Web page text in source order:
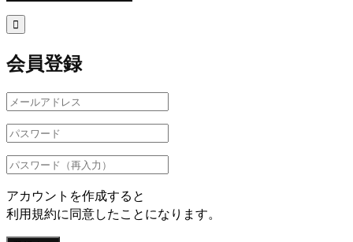

会員登録
アカウントを作成すると
利用規約に同意したことになります。